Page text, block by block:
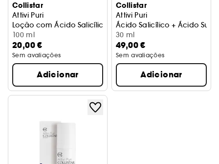
Collistar
Attivi Puri
Loção com Ácido Salicílico + Niacinamide-Anti-
100 ml
20,00 €
Sem avaliações
Adicionar
Collistar
Attivi Puri
Ácido Salicílico + Ácido
30 ml
49,00 €
Sem avaliações
Adicionar